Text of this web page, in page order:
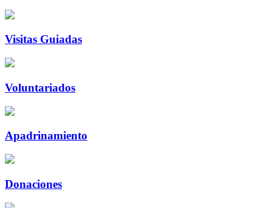
Visitas Guiadas
Voluntariados
Apadrinamiento
Donaciones